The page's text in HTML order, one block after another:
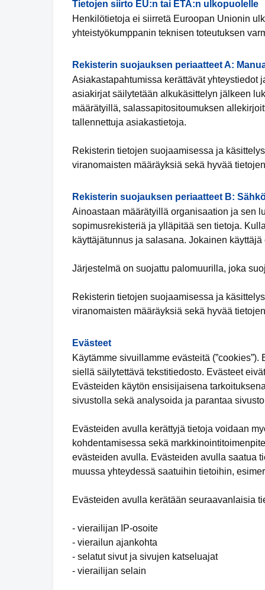
Tietojen siirto EU:n tai ETA:n ulkopuolelle
Henkilötietoja ei siirretä Euroopan Unionin
yhteistyökumppanin teknisen toteutuksen
Rekisterin suojauksen periaatteet A:
Asiakastapahtumissa kerättävät yhteystiedot
asiakirjat säilytetään alkukäsittelyn jälkeen
määrätyillä, salassapitositoumuksen
tallennettuja asiakastietoja.
Rekisterin tietojen suojaamisessa ja
viranomaisten määräyksiä sekä hyvää
Rekisterin suojauksen periaatteet B:
Ainoastaan määrätyillä organisaation ja sen
sopimusrekisteriä ja ylläpitää sen tietoja.
käyttäjätunnus ja salasana. Jokainen
Järjestelmä on suojattu palomuurilla, joka
Rekisterin tietojen suojaamisessa ja
viranomaisten määräyksiä sekä hyvää
Evästeet
Käytämme sivuillamme evästeitä
siellä säilytettävä tekstitiedosto. Evästeet
Evästeiden käytön ensisijaisena
sivustolla sekä analysoida ja parantaa
Evästeiden avulla kerättyjä tietoja voidaan
kohdentamisessa sekä
evästeiden avulla. Evästeiden avulla saatua
muussa yhteydessä saatuihin tietoihin,
Evästeiden avulla kerätään seuraavanlaisia
- vierailijan IP-osoite
- vierailun ajankohta
- selatut sivut ja sivujen katseluajat
- vierailijan selain